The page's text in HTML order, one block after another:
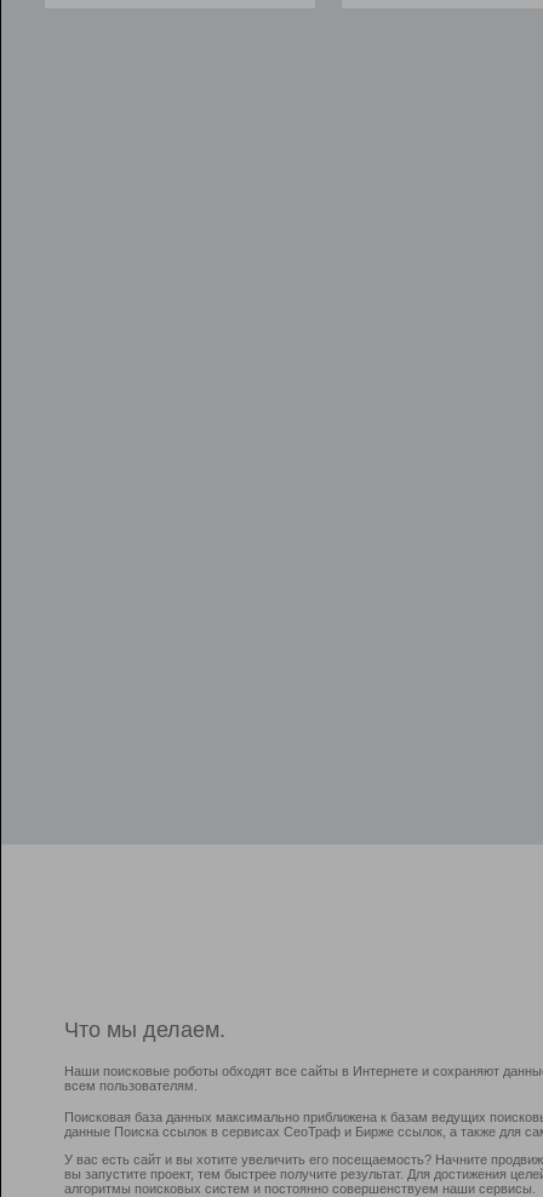
Что мы делаем.
Наши поисковые роботы обходят все сайты в Интернете и сохраняют
всем пользователям.
Поисковая база данных максимально приближена к базам ведущих
данные Поиска ссылок в сервисах СеоТраф и Бирже ссылок, а также для
У вас есть сайт и вы хотите увеличить его посещаемость? Начните
вы запустите проект, тем быстрее получите результат. Для достижения
алгоритмы поисковых систем и постоянно совершенствуем наши сервисы.